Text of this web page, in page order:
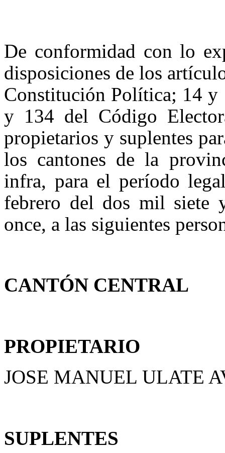
De conformidad con lo
disposiciones de los
Constitución Política; 14
y 134 del Código
propietarios y suplentes
los cantones de la
infra, para el período
febrero del dos mil siete
once, a las siguientes
CANTÓN CENTRAL
PROPIETARIO
JOSE MANUEL ULATE
SUPLENTES